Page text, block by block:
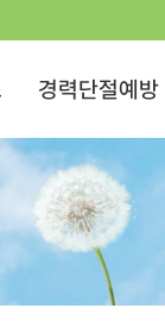
경력단절예방